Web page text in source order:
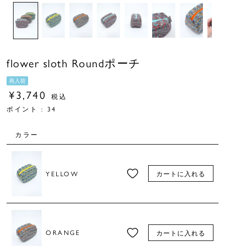
flower sloth Roundポーチ
再入荷
¥3,740
税込
ポイント : 34
カラー
YELLOW カートに入れる
ORANGE カートに入れる